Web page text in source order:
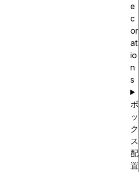
e
c
or
at
io
n
s
ボ
ッ
ク
ス
配
置